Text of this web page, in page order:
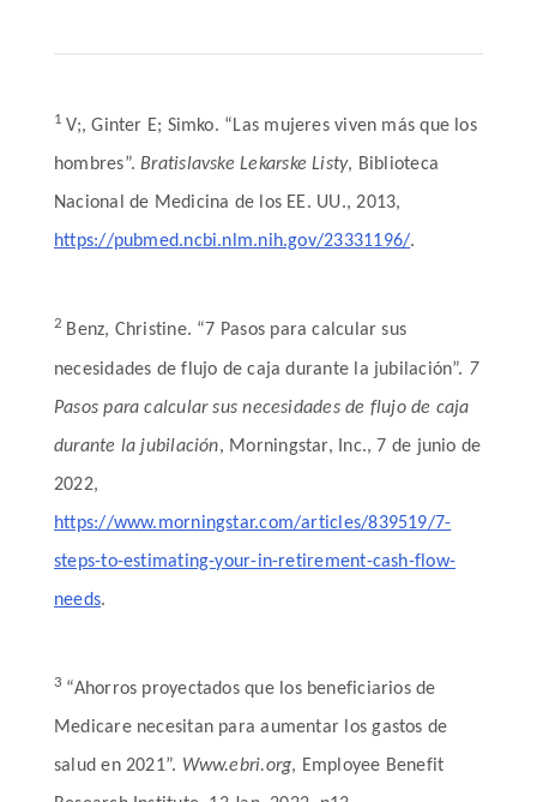
1V;, Ginter E; Simko. “Las mujeres viven más que los
hombres”.Bratislavske Lekarske Listy, Biblioteca
Nacional de Medicina de los EE. UU., 2013,
https://pubmed.ncbi.nlm.nih.gov/23331196/.
2 Benz, Christine. “7 Pasos para calcular sus
necesidades de flujo de caja durante la jubilación”. 7
Pasos para calcular sus necesidades de flujo de caja
durante la jubilación, Morningstar, Inc., 7 de junio de
2022,
https://www.morningstar.com/articles/839519/7-
steps-to-estimating-your-in-retirement-cash-flow-
needs.
3 “Ahorros proyectados que los beneficiarios de
Medicare necesitan para aumentar los gastos de
salud en 2021”. Www.ebri.org, Employee Benefit